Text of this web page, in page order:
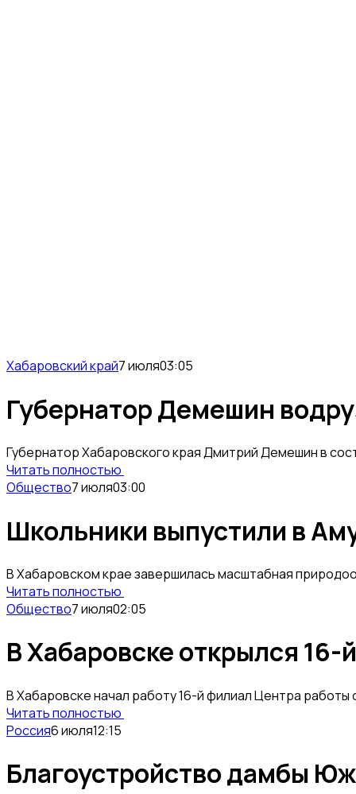
Хабаровский край7 июля03:05
Губернатор Демешин
Губернатор Хабаровского края Дмитрий Демешин в
Читать полностью
Общество7 июля03:00
Школьники выпустили в
В Хабаровском крае завершилась масштабная
Читать полностью
Общество7 июля02:05
В Хабаровске открылся
В Хабаровске начал работу 16-й филиал Центра
Читать полностью
Россия6 июля12:15
Благоустройство дамбы